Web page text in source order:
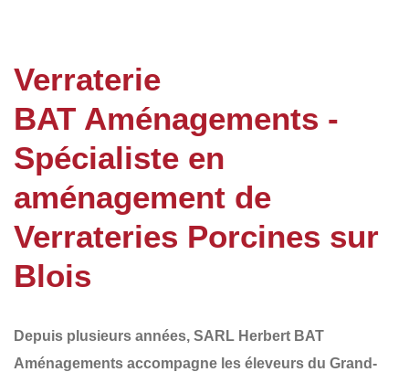
Verraterie
BAT Aménagements -
Spécialiste en
aménagement de
Verrateries Porcines sur
Blois
Depuis plusieurs années, SARL Herbert BAT
Aménagements accompagne les éleveurs du Grand-